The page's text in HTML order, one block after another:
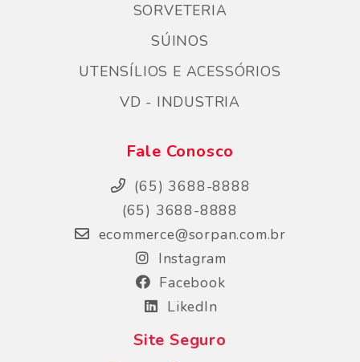
SORVETERIA
SÚINOS
UTENSÍLIOS E ACESSÓRIOS
VD - INDUSTRIA
Fale Conosco
(65) 3688-8888
(65) 3688-8888
ecommerce@sorpan.com.br
Instagram
Facebook
LikedIn
Site Seguro